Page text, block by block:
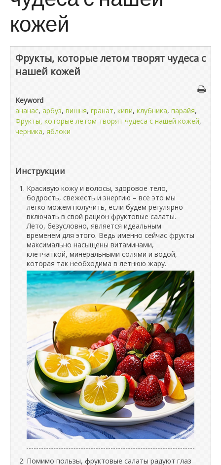
кожей
Фрукты, которые летом творят чудеса с
нашей кожей
Keyword
ананас, арбуз, вишня, гранат, киви, клубника, парайя,
Фрукты, которые летом творят чудеса с нашей кожей,
черника, яблоки
Инструкции
Красивую кожу и волосы, здоровое тело,
бодрость, свежесть и энергию – все это мы
легко можем получить, если будем регулярно
включать в свой рацион фруктовые салаты.
Лето, безусловно, является идеальным
временем для этого. Ведь именно сейчас фрукты
максимально насыщены витаминами,
клетчаткой, минеральными солями и водой,
которая так необходима в летнюю жару.
Помимо пользы, фруктовые салаты радуют глаз